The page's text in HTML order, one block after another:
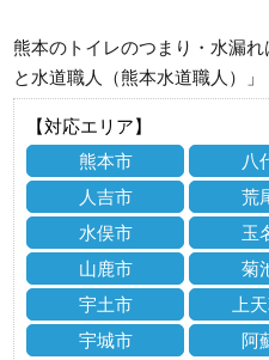
熊本のトイレのつまり・水漏
と水道職人（熊本水道職人）」
【対応エリア】
熊本市
八
人吉市
荒
水俣市
玉
山鹿市
菊
宇土市
上
宇城市
阿